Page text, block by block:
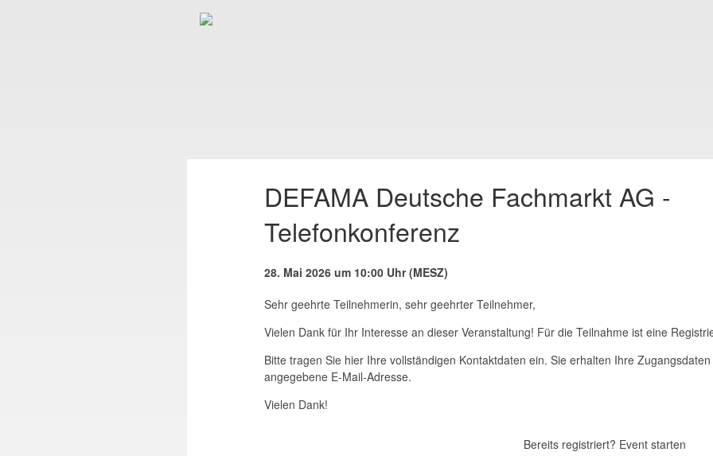
DEFAMA Deutsche Fachmarkt AG -
Telefonkonferenz
28. Mai 2026 um 10:00 Uhr (MESZ)
Sehr geehrte Teilnehmerin, sehr geehrter Teilnehmer,
Vielen Dank für Ihr Interesse an dieser Veranstaltung! Für die Teilnahme ist eine
Bitte tragen Sie hier Ihre vollständigen Kontaktdaten ein. Sie erhalten Ihre
angegebene E-Mail-Adresse.
Vielen Dank!
Bereits registriert? Event starten